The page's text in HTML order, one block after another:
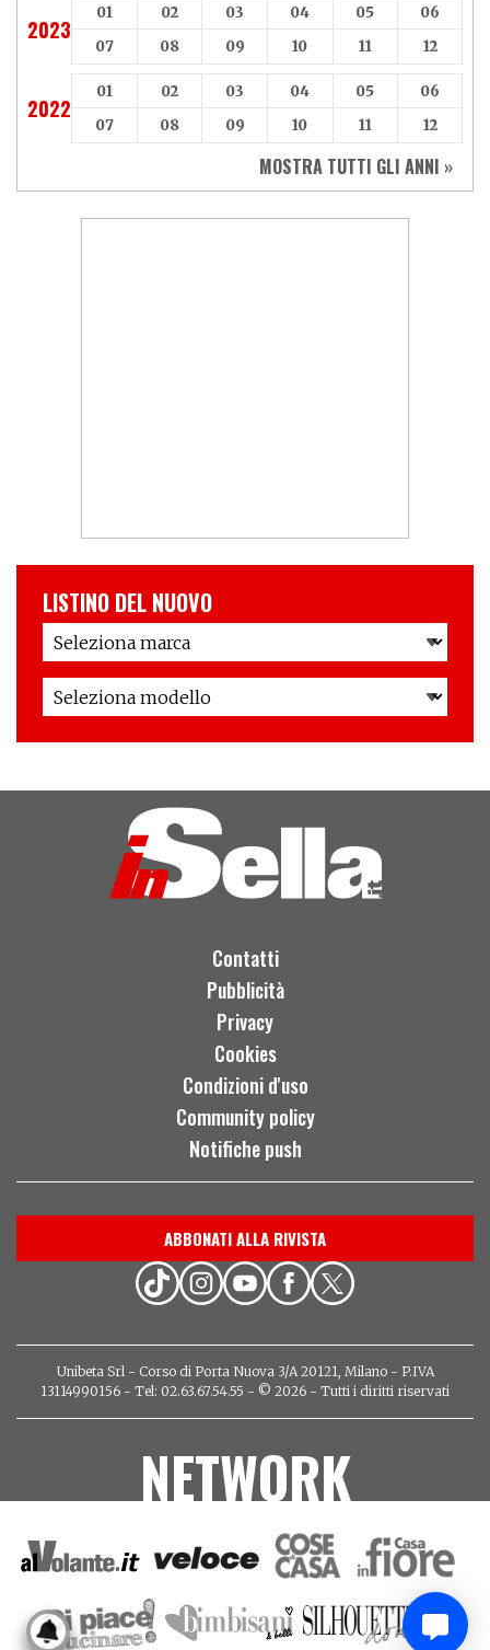
2023
01 02 03 04 05
06
07
08 09 10 11 12
2022
01 02 03 04 05
06
07
08 09 10 11 12
MOSTRA TUTTI GLI ANNI »
LISTINO DEL NUOVO
Contatti
Pubblicità
Privacy
Cookies
Condizioni d'uso
Community policy
Notifiche push
ABBONATI ALLA RIVISTA
Unibeta Srl - Corso di Porta Nuova 3/A 20121, Milano - P.IVA
13114990156 - Tel: 02.63.67.54.55 - © 2026 - Tutti i diritti riservati
NETWORK